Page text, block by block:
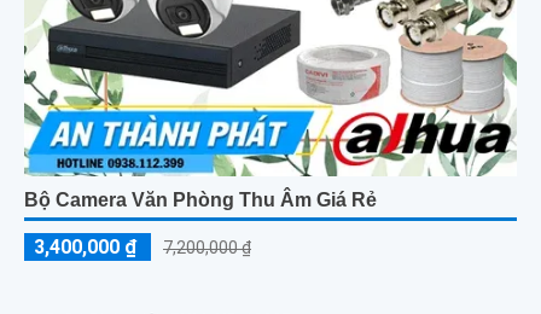
Bộ Camera Văn Phòng Thu Âm Giá Rẻ
3,400,000 ₫ 7,200,000 ₫